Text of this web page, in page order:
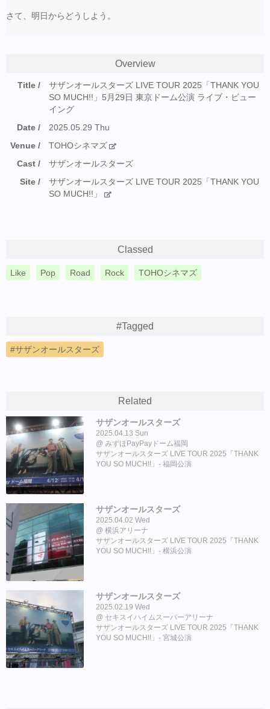
さて、明日からどうしよう。
Overview
Title
サザンオールスターズ LIVE TOUR 2025「THANK YOU
SO MUCH!!」5月29日 東京ドーム公演 ライブ・ビュー
イング
Date
2025.05.29 Thu
Venue
TOHOシネマズ
Cast
サザンオールスターズ
Site
サザンオールスターズ LIVE TOUR 2025「THANK YOU
SO MUCH!!」
Classed
Like Pop Road Rock TOHOシネマズ
#Tagged
サザンオールスターズ
Related
サザンオールスターズ
2025.04.13 Sun
みずほPayPayドーム福岡
サザンオールスターズ LIVE TOUR 2025「THANK
YOU SO MUCH!!」- 福岡公演
サザンオールスターズ
2025.04.02 Wed
横浜アリーナ
サザンオールスターズ LIVE TOUR 2025「THANK
YOU SO MUCH!!」- 横浜公演
サザンオールスターズ
2025.02.19 Wed
セキスイハイムスーパーアリーナ
サザンオールスターズ LIVE TOUR 2025「THANK
YOU SO MUCH!!」- 宮城公演